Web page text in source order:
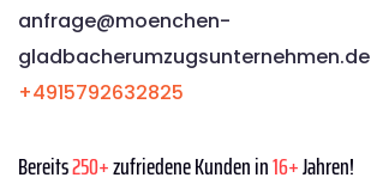
anfrage@moenchen­
gladbacherumzugsunternehmen.de
+4915792632825
Bereits250+zufriedene Kunden in16+Jahren!